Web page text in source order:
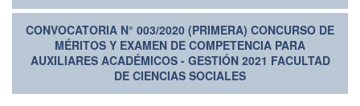
CONVOCATORIA N° 003/2020 (PRIMERA) CONCURSO DE
MÉRITOS Y EXAMEN DE COMPETENCIA PARA
AUXILIARES ACADÉMICOS - GESTIÓN 2021 FACULTAD
DE CIENCIAS SOCIALES